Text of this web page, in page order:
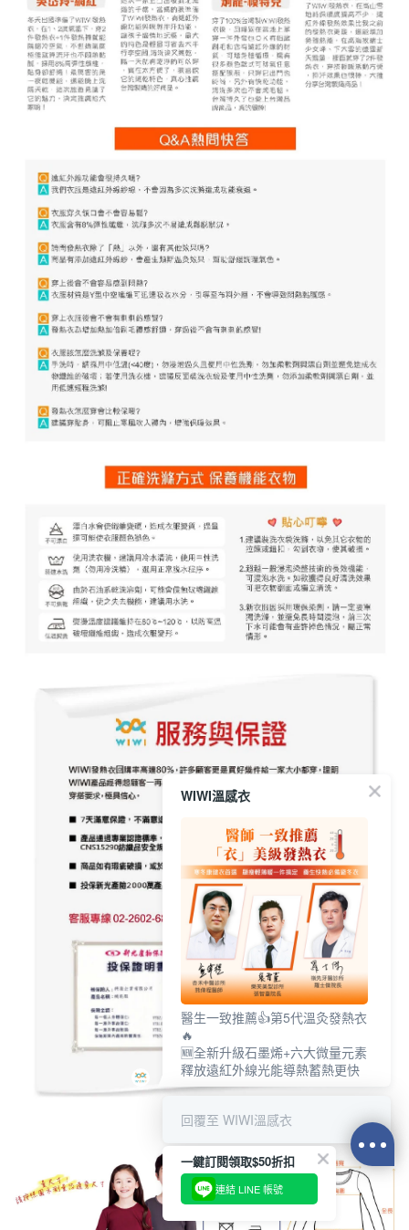
WIWI溫感衣
醫生一致推薦👍第5代溫灸發熱衣
🔥
🆕全新升級石墨烯+六大微量元素
釋放遠紅外線光能導熱蓄熱更快
回覆至 WIWI溫感衣
一鍵訂閱領取$50折扣
連結 LINE 帳號